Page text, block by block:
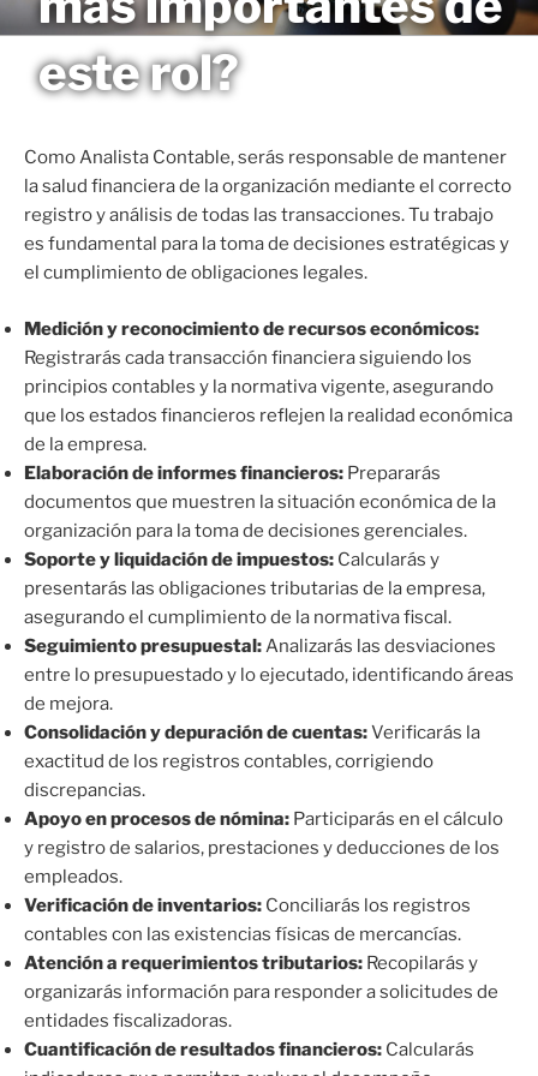
al
contenido
MAGNETO
este rol?
Como Analista Contable, serás responsable de mantener
la salud financiera de la organización mediante el correcto
registro y análisis de todas las transacciones. Tu trabajo
es fundamental para la toma de decisiones estratégicas y
el cumplimiento de obligaciones legales.
Medición y reconocimiento de recursos económicos:
Registrarás cada transacción financiera siguiendo los
principios contables y la normativa vigente, asegurando
que los estados financieros reflejen la realidad económica
de la empresa.
Elaboración de informes financieros:Prepararás
documentos que muestren la situación económica de la
organización para la toma de decisiones gerenciales.
Soporte y liquidación de impuestos:Calcularás y
presentarás las obligaciones tributarias de la empresa,
asegurando el cumplimiento de la normativa fiscal.
Seguimiento presupuestal:Analizarás las desviaciones
entre lo presupuestado y lo ejecutado, identificando áreas
de mejora.
Consolidación y depuración de cuentas:Verificarás la
exactitud de los registros contables, corrigiendo
discrepancias.
Apoyo en procesos de nómina:Participarás en el cálculo
y registro de salarios, prestaciones y deducciones de los
empleados.
Verificación de inventarios:Conciliarás los registros
contables con las existencias físicas de mercancías.
Atención a requerimientos tributarios:Recopilarás y
organizarás información para responder a solicitudes de
entidades fiscalizadoras.
Cuantificación de resultados financieros:Calcularás